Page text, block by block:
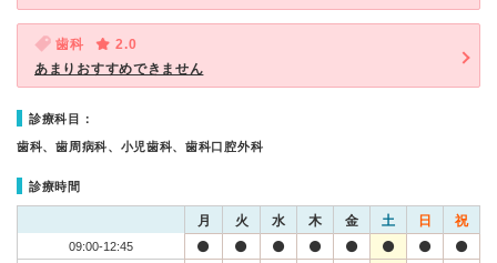
歯科
2.0
あまりおすすめできません
診療科目：
歯科、歯周病科、小児歯科、歯科口腔外科
診療時間
月 火 水 木 金 土 日 祝
09:00-12:45